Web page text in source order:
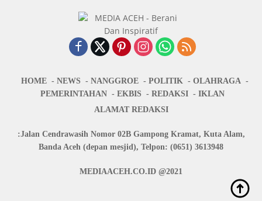
HOME NEWS NANGGROE POLITIK
OLAHRAGA
PEMERINTAHAN
EKBIS REDAKSI
IKLAN
ALAMAT REDAKSI
:Jalan Cendrawasih Nomor 02B Gampong Kramat, Kuta Alam,
Banda Aceh (depan mesjid), Telpon: (0651) 3613948
MEDIAACEH.CO.ID @2021